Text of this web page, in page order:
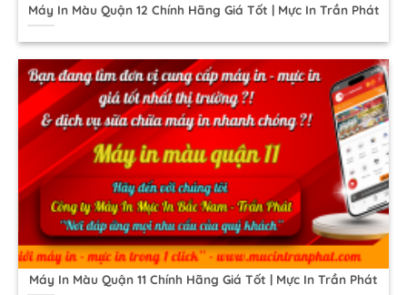
Máy In Màu Quận 12 Chính Hãng Giá Tốt | Mực In Trần Phát
Máy In Màu Quận 11 Chính Hãng Giá Tốt | Mực In Trần Phát